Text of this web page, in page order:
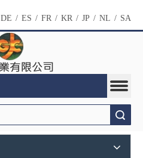
DE / ES / FR / KR / JP / NL / SA